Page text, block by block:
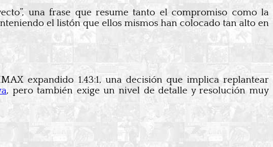
una frase que resume tanto el compromiso como la
el listón que ellos mismos han colocado tan alto en
expandido 1.43:1, una decisión que implica replantear
, pero también exige un nivel de detalle y resolución muy